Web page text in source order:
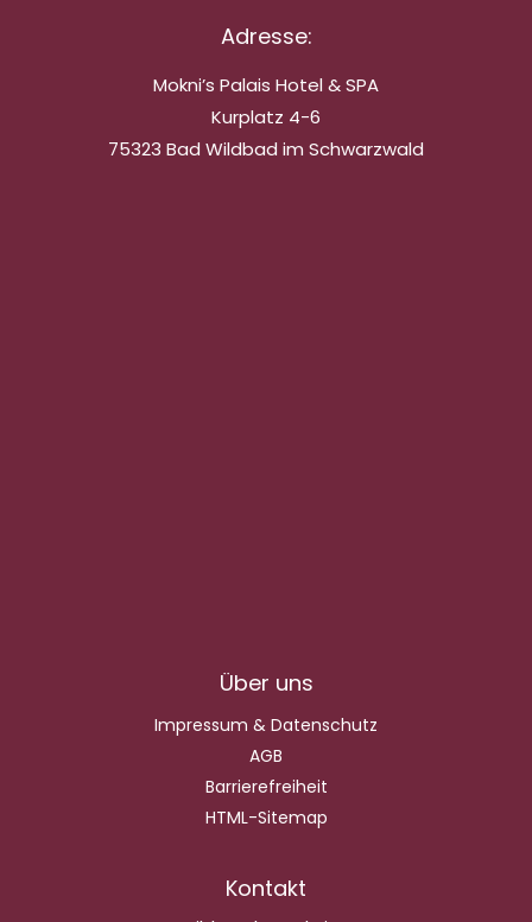
Adresse:
Mokni’s Palais Hotel & SPA
Kurplatz 4-6
75323 Bad Wildbad im Schwarzwald
Über uns
Impressum & Datenschutz
AGB
Barrierefreiheit
HTML-Sitemap
Kontakt